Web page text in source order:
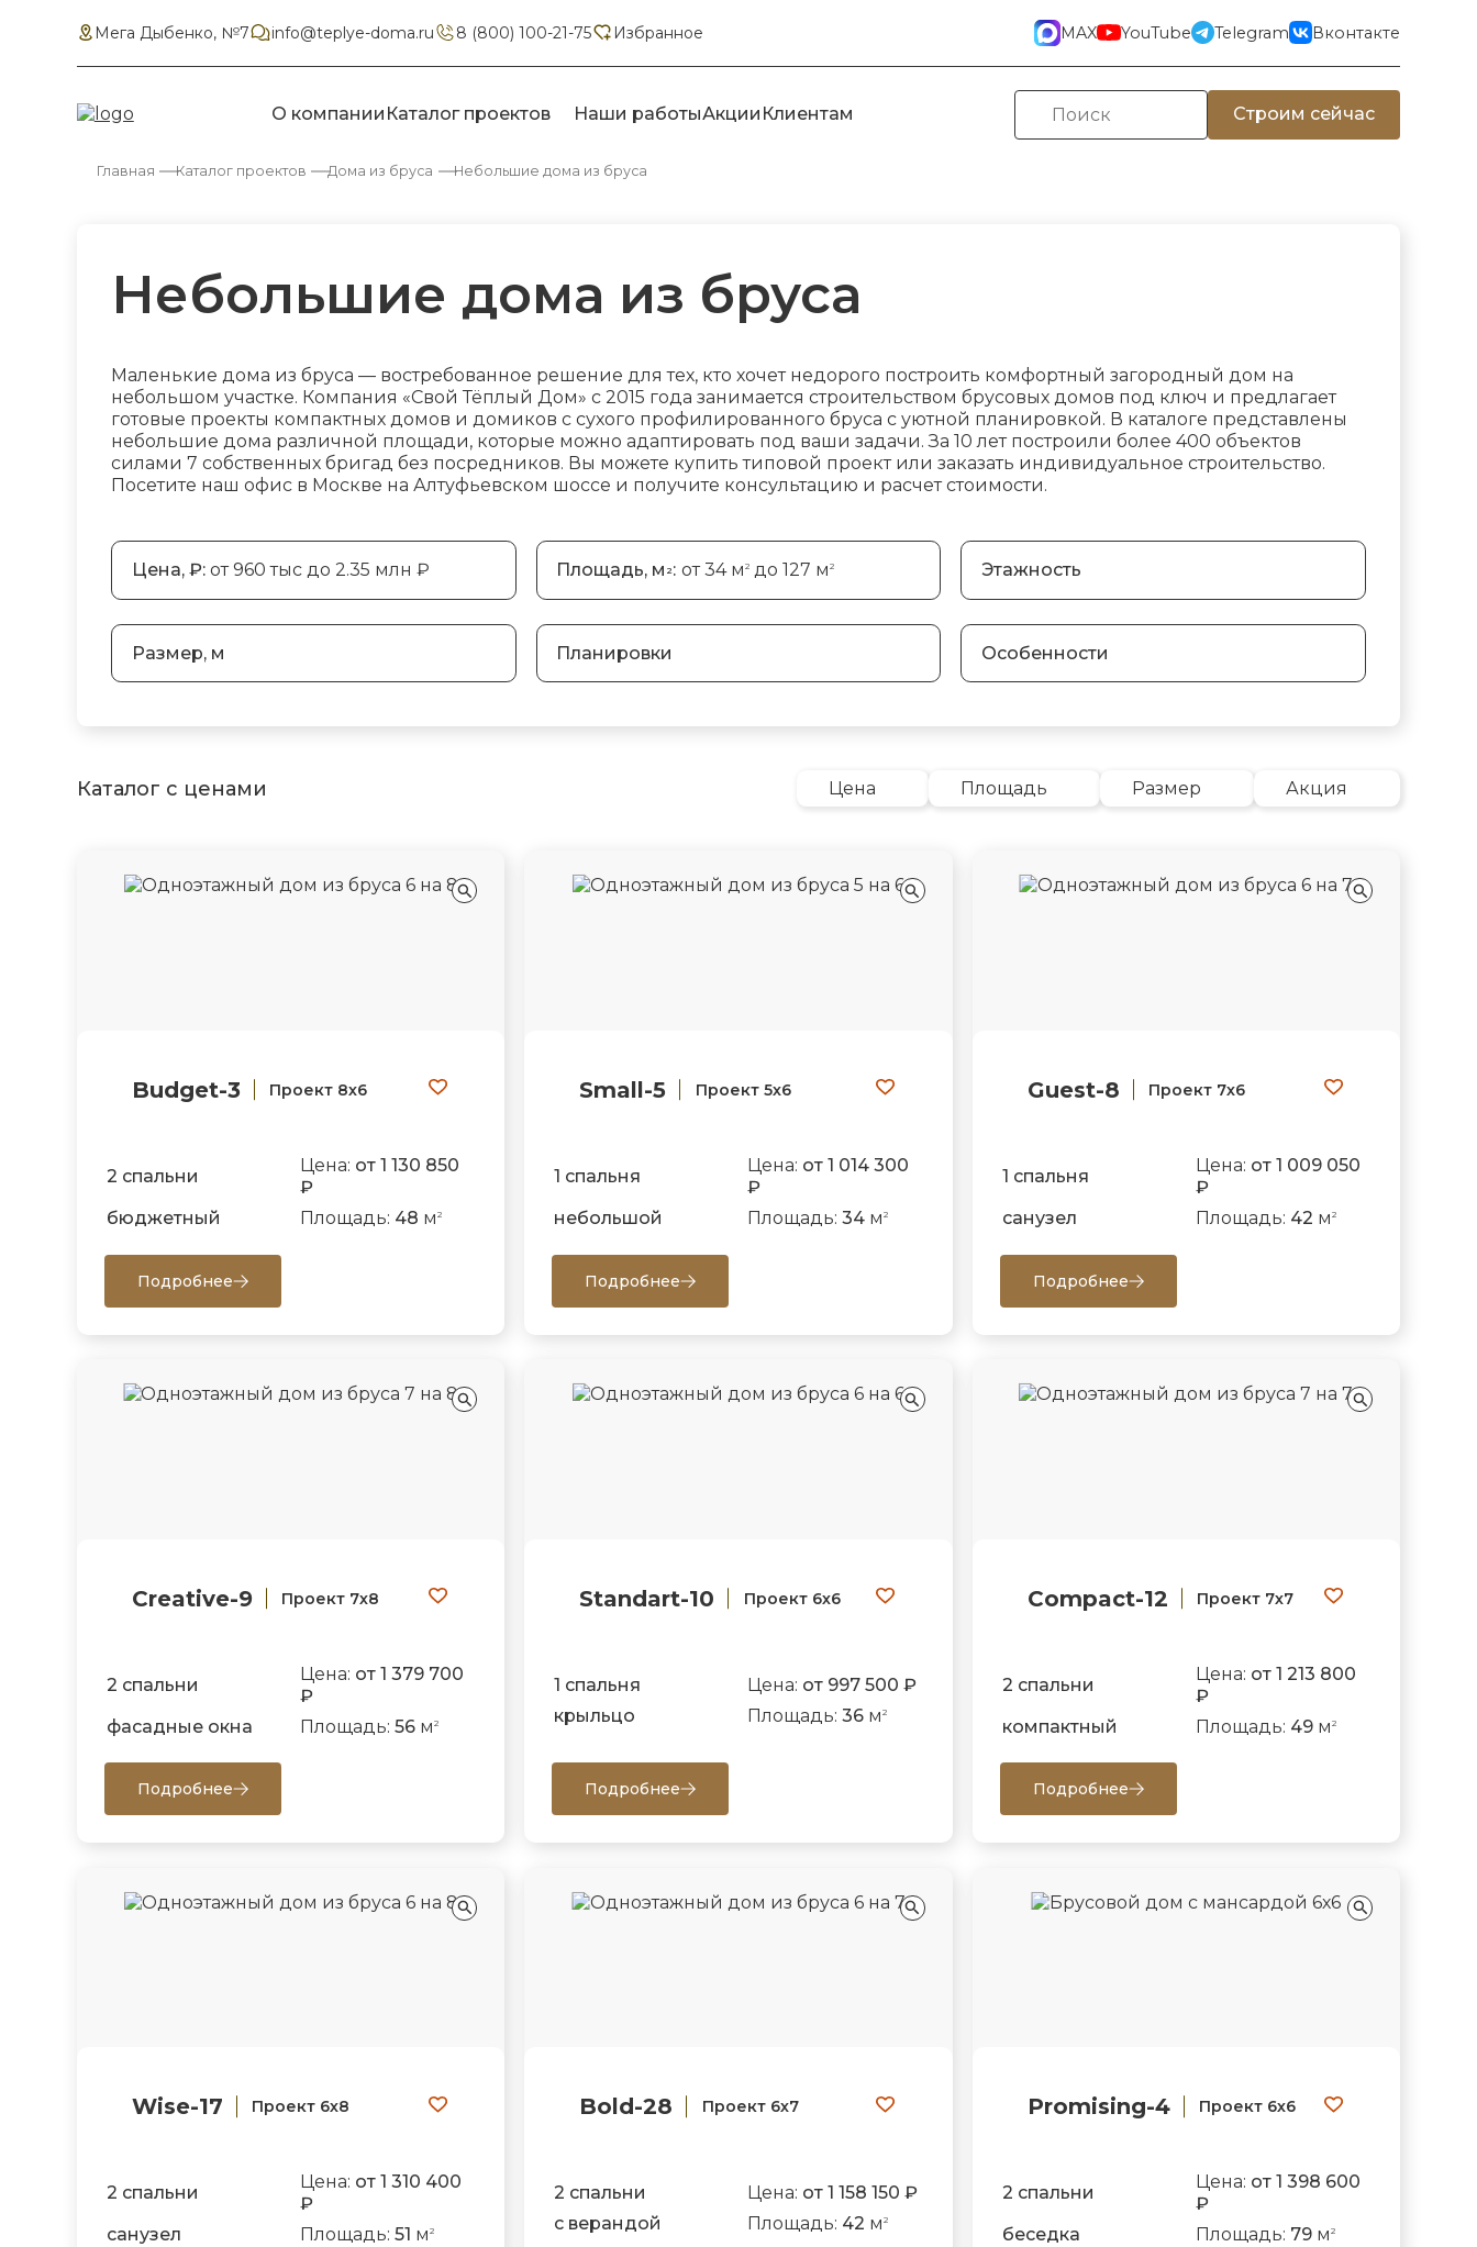
Мега Дыбенко, №7 info@teplye-doma.ru 8 (800) 100-21-75 Избранное MAX YouTube Telegram Вконтакте
О компании Каталог проектов Наши работыАкции Клиентам Строим сейчас
Главная Каталог проектов Дома из бруса Небольшие дома из бруса
Небольшие дома из бруса
Маленькие дома из бруса — востребованное решение для тех, кто хочет недорого построить комфортный загородный дом на
небольшом участке. Компания «Свой Тёплый Дом» с 2015 года занимается строительством брусовых домов под ключ и предлагает
готовые проекты компактных домов и домиков с сухого профилированного бруса с уютной планировкой. В каталоге представлены
небольшие дома различной площади, которые можно адаптировать под ваши задачи. За 10 лет построили более 400 объектов
силами 7 собственных бригад без посредников. Вы можете купить типовой проект или заказать индивидуальное строительство.
Посетите наш офис в Москве на Алтуфьевском шоссе и получите консультацию и расчет стоимости.
Цена, ₽: от 960 тыс до 2.35 млн ₽ Площадь, м 2 : от 34 м2 до 127 м2 Этажность
Размер, м Планировки Особенности
Каталог с ценами Цена Площадь Размер Акция
Budget-3 Проект 8х6
2 спальни
Цена: от 1 130 850
₽
бюджетный
Площадь: 48 м 2
Подробнее
Small-5 Проект 5х6
1 спальня
Цена: от 1 014 300
₽
небольшой
Площадь:34 м2
Подробнее
Guest-8 Проект 7х6
1 спальня
Цена: от 1 009 050
₽
санузел
Площадь: 42 м 2
Подробнее
Creative-9 Проект 7х8
2 спальни
Цена: от 1 379 700
₽
фасадные окна
Площадь: 56м 2
Подробнее
Standart-10 Проект 6х6
1 спальня Цена: от 997 500 ₽
крыльцо
Площадь:36 м2
Подробнее
Compact-12 Проект 7х7
2 спальни
Цена: от 1 213 800
₽
компактный
Площадь: 49м 2
Подробнее
Wise-17 Проект 6х8
2 спальни
Цена: от 1 310 400
₽
санузел
Площадь: 51 м 2
Bold-28 Проект 6х7
2 спальни Цена: от 1 158 150 ₽
с верандой
Площадь: 42 м2
Promising-4 Проект 6х6
2 спальни
Цена: от 1 398 600
₽
беседка
Площадь: 79м 2